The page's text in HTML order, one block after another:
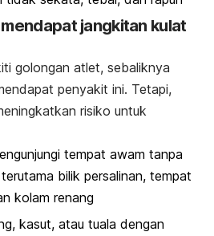
jangkitan kulat
golongan atlet, sebaliknya
penyakit ini. Tetapi,
risiko untuk
tempat awam tanpa
bilik persalinan, tempat
kolam renang
kasut, atau tuala dengan